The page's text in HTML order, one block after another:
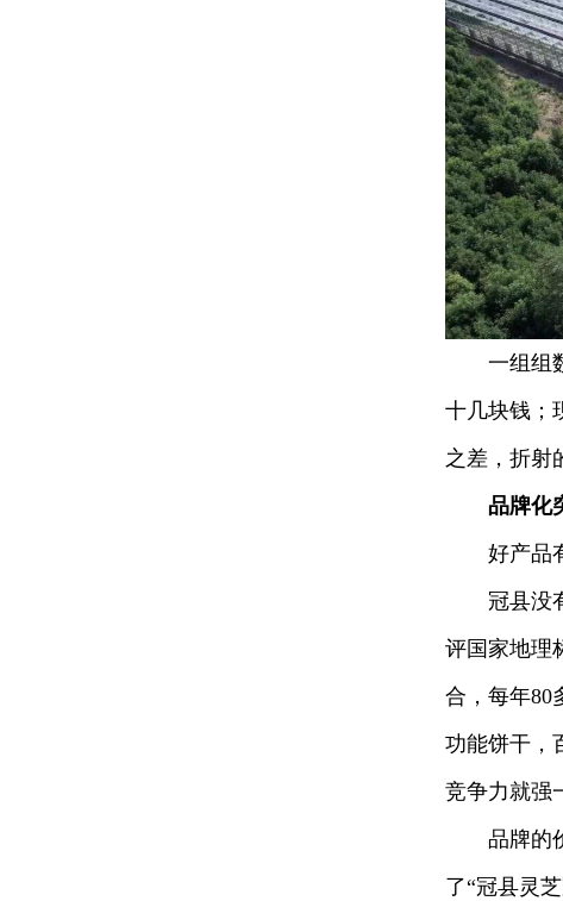
一组组数
十几块钱；
之差，折射
品牌化
好产品有
冠县没有
评国家地理
合，每年80
功能饼干，
竞争力就强
品牌的价
了“冠县灵